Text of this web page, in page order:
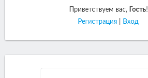
Приветствуем вас, Гость!
Регистрация
Вход